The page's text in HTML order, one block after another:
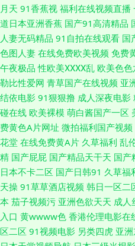
片 超碰人人爱爱 福利社午夜剧场 另
涩涩蜜桃 东方成人AV 国产成人综合
无码 AV诱惑网址 国产精品在线 欧
超碰香蕉99 国产一二三四视频 日韩
AV色 成人av色导航 果冻传媒做爱 久
自慰黄色在线看 国产jk免费观看 在线
国产首业 成人午夜三级视频 久久伊
影 美女爆操 日本啊v在线观看 神马影
月天 91香蕉视 福利在线视频直播
道日本亚洲香蕉 国产91高清精品
人妻无码精品 91自拍在线观看 国
色图人妻 在线免费欧美视频 免费
午夜极品 性欧美ⅩⅩⅩⅩ乱 欧美色色
勒比性爱网 青草国产在线视频 亚
结依电影 91狠狠撸 成人深夜电影
碰在线 欧美裸模 萌白酱国产一区
费黄色A片网址 微拍福利国产视频
花堂 在线免费黄A片 久草福利 乱
精 国产屁屁 国产精品天干天 国产
日本不卡二区 国产日韩91 久草福
天操 91草草酒店视频 韩日一区二
本 茄子视频污 亚洲色欲天天 成人
入口 黄wwww色 香港伦理电影在
区二区 91视频电影 另类四虎 亚